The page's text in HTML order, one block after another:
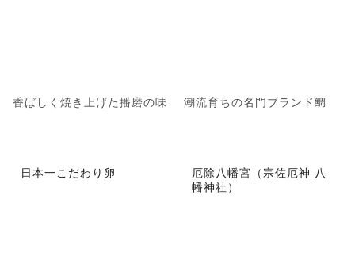
香ばしく焼き上げた播磨の味 潮流育ちの名門ブランド鯛
日本一こだわり卵
厄除八幡宮（宗佐厄神 八
幡神社）